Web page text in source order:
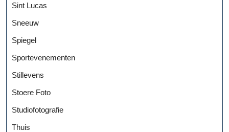
Sint Lucas
Sneeuw
Spiegel
Sportevenementen
Stillevens
Stoere Foto
Studiofotografie
Thuis